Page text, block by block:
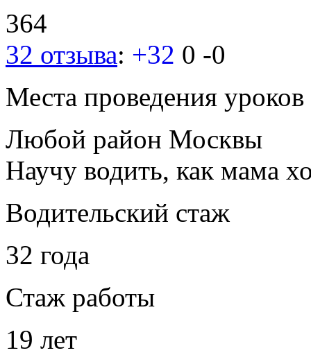
364
32 отзыва: +32 0 -0
Места проведения уроков
Любой район Москвы
Научу водить, как мама
Водительский стаж
32 года
Стаж работы
19 лет